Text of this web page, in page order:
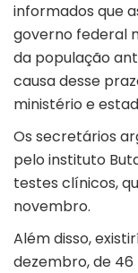
informados que
governo federal
da população
causa desse
ministério e
Os secretários
pelo instituto
testes clínicos,
novembro.
Além disso,
dezembro, de 46